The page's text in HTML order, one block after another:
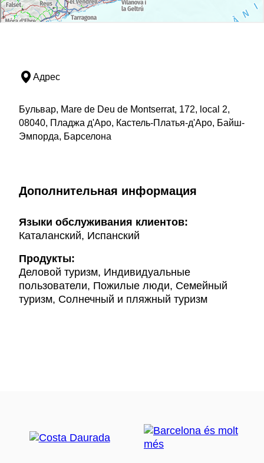
Адрес
Бульвар, Mare de Deu de Montserrat, 172, local 2,
08040, Пладжа д'Аро, Кастель-Платья-д'Аро, Байш-
Эмпорда, Барселона
Дополнительная информация
Языки обслуживания клиентов:
Каталанский, Испанский
Продукты:
Деловой туризм, Индивидуальные
пользователи, Пожилые люди, Семейный
туризм, Солнечный и пляжный туризм